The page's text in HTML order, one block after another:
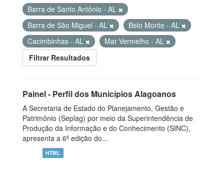
Barra de Santo Antônio - AL
Barra de São Miguel - AL
Belo Monte - AL
Cacimbinhas - AL
Mar Vermelho - AL
Filtrar Resultados
Painel - Perfil dos Municípios Alagoanos
A Secretaria de Estado do Planejamento, Gestão e
Patrimônio (Seplag) por meio da Superintendência de
Produção da Informação e do Conhecimento (SINC),
apresenta a 6ª edição do...
HTML